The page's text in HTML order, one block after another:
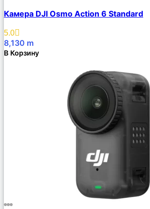
Камера DJI Osmo Action 6 Standard
5.0
8,130 m
В Корзину